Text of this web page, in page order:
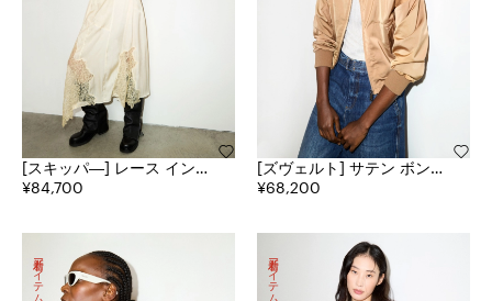
[スキッパ―] レース インサ
ート サテン ミディ スカー
¥84,700
[ズヴェルト] サテン ボンバ
ー ジャケット
¥68,200
新着アイテム 新着アイテム